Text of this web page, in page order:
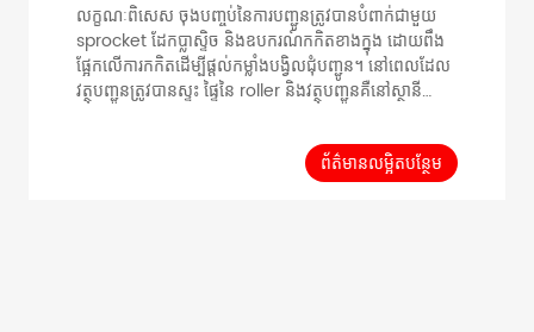
លក្ខណៈពិសេស ចុងបញ្ចប់នៃការបញ្ជូនត្រូវបានបំពាក់ជាមួយ
sprocket ដែកប្លាស្ទិច និងឧបករណ៍កកិតខាងក្នុង ដោយពឹង
ផ្អែកលើការកកិតដើម្បីផ្តល់កម្លាំងបង្វិលជុំបញ្ជូន។ នៅពេលដែល
វត្ថុបញ្ជូនត្រូវបានស្ទះ ផ្ទៃនៃ roller និងវត្ថុបញ្ជូនគឺនៅស្ថានី
ដៃអាវចុងទទួលយកសមាសធាតុប្លាស្ទិកដែលមានភាពជាក់លាក់
សម្រាប់ដំណើរការរលូន។ ទិន្នន័យទូទៅ ការបញ្ជូនបន្ទុក Single
ព័ត៌មានលម្អិតបន្ថែម